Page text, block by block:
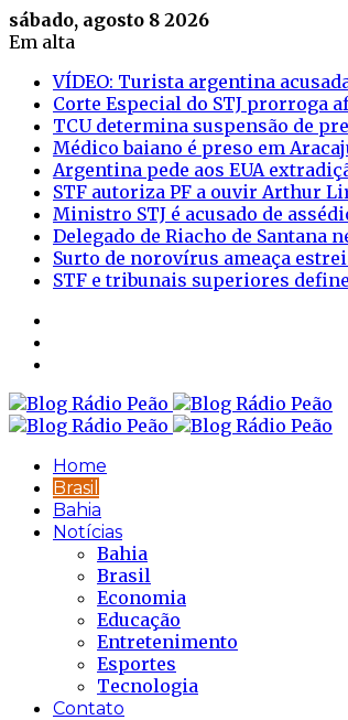
sábado, agosto 8 2026
Em alta
VÍDEO: Turista argentina
Corte Especial do STJ prorroga
TCU determina suspensão de
Médico baiano é preso em
Argentina pede aos EUA
STF autoriza PF a ouvir Arthur
Ministro STJ é acusado de
Delegado de Riacho de Santana
Surto de norovírus ameaça
STF e tribunais superiores
Home
Brasil
Bahia
Notícias
Bahia
Brasil
Economia
Educação
Entretenimento
Esportes
Tecnologia
Contato